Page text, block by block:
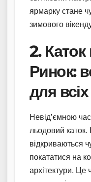
ярмарку стане
зимового
2.
Ринок:
для всіх
Невід’ємною
льодовий
відкриваються
покататися на
архітектури. Це